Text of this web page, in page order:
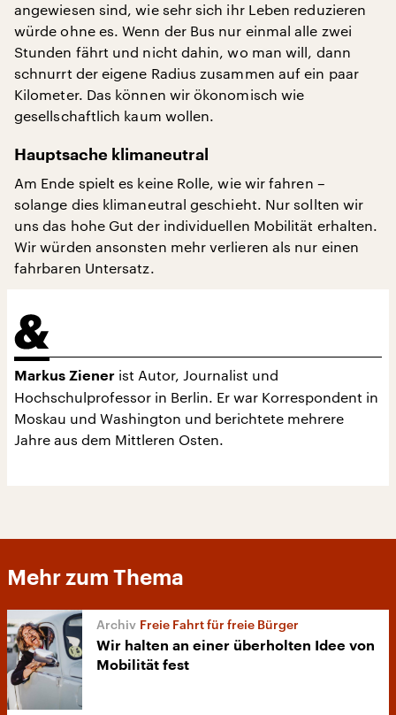
angewiesen sind, wie sehr sich ihr Leben reduzieren
würde ohne es. Wenn der Bus nur einmal alle zwei
Stunden fährt und nicht dahin, wo man will, dann
schnurrt der eigene Radius zusammen auf ein paar
Kilometer. Das können wir ökonomisch wie
gesellschaftlich kaum wollen.
Hauptsache klimaneutral
Am Ende spielt es keine Rolle, wie wir fahren –
solange dies klimaneutral geschieht. Nur sollten wir
uns das hohe Gut der individuellen Mobilität erhalten.
Wir würden ansonsten mehr verlieren als nur einen
fahrbaren Untersatz.
Markus Ziener ist Autor, Journalist und
Hochschulprofessor in Berlin. Er war Korrespondent in
Moskau und Washington und berichtete mehrere
Jahre aus dem Mittleren Osten.
Mehr zum Thema
Freie Fahrt für freie Bürger
Wir halten an einer überholten Idee von
Mobilität fest